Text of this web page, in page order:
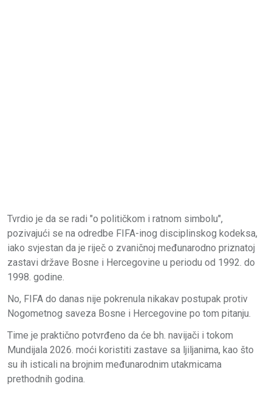
Tvrdio je da se radi "o političkom i ratnom simbolu",
pozivajući se na odredbe FIFA-inog disciplinskog kodeksa,
iako svjestan da je riječ o zvaničnoj međunarodno priznatoj
zastavi države Bosne i Hercegovine u periodu od 1992. do
1998. godine.
No, FIFA do danas nije pokrenula nikakav postupak protiv
Nogometnog saveza Bosne i Hercegovine po tom pitanju.
Time je praktično potvrđeno da će bh. navijači i tokom
Mundijala 2026. moći koristiti zastave sa ljiljanima, kao što
su ih isticali na brojnim međunarodnim utakmicama
prethodnih godina.